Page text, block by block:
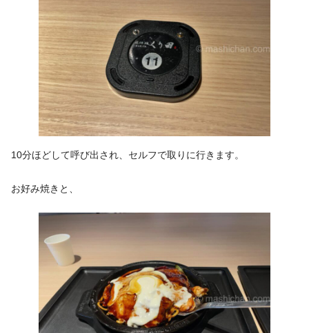
10分ほどして呼び出され、セルフで取りに行きます。
お好み焼きと、